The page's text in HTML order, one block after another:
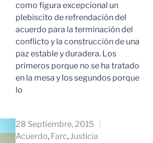
como figura excepcional un
plebiscito de refrendación del
acuerdo para la terminación del
conflicto y la construcción de una
paz estable y duradera. Los
primeros porque no se ha tratado
en la mesa y los segundos porque
lo
28 Septiembre, 2015
Acuerdo, Farc, Justicia